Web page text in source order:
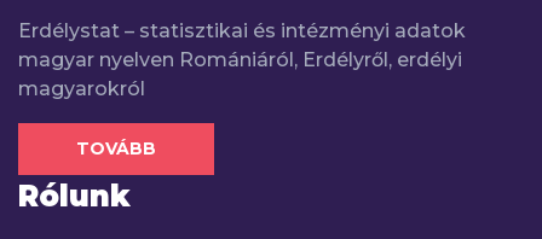
Erdélystat – statisztikai és intézményi adatok
magyar nyelven Romániáról, Erdélyről, erdélyi
magyarokról
TOVÁBB
Rólunk